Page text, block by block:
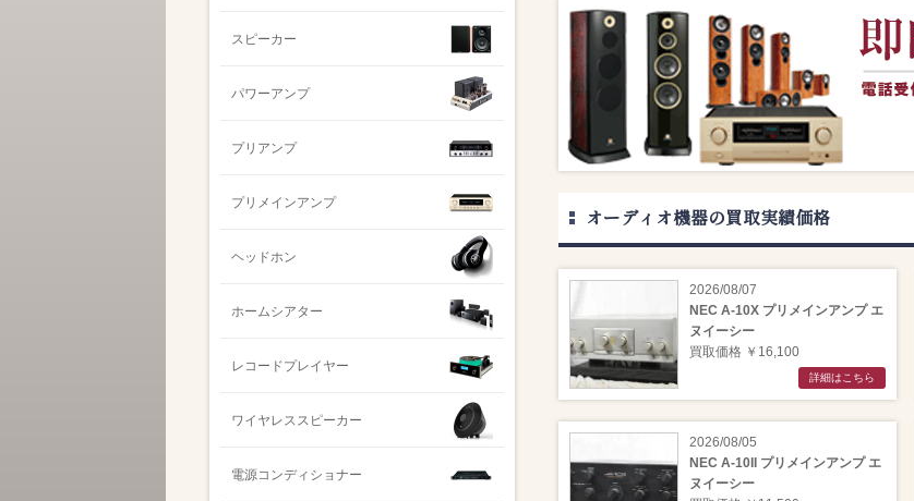
オーディオ機器の買取実績価格
2026/08/07
NEC A-10X プリメインアンプ エ
ヌイーシー
買取価格 ￥16,100
詳細はこちら
2026/08/05
NEC A-10II プリメインアンプ エ
ヌイーシー
スピーカー
パワーアンプ
プリアンプ
プリメインアンプ
ヘッドホン
ホームシアター
レコードプレイヤー
ワイヤレススピーカー
電源コンディショナー